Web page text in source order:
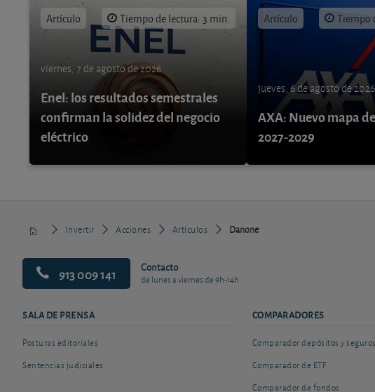
Artículo Tiempo de lectura: 3 min.
viernes, 7 de agosto de 2026
Enel: los resultados semestrales
confirman la solidez del negocio
eléctrico
Artículo Tiempo
jueves, 6 de agosto de 2026
AXA: Nuevo mapa
2027-2029
Invertir Acciones Artículos Danone
913 009 141 Contacto
de lunes a viernes de 9h-14h
SALA DE PRENSA
Posturas editoriales
Sentencias judiciales
COMPARADORES
Comparador depósitos y seguros
Comparador de ETF
Comparador de fondos